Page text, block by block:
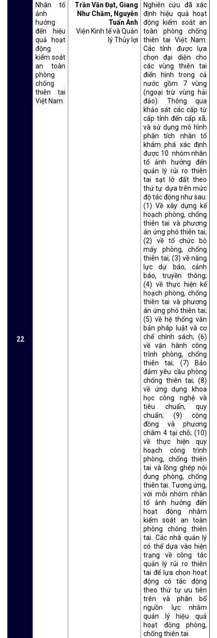
22
Nhân tố
ảnh
hưởng
đến hiệu
quả hoạt
động
kiểm soát
an toàn
phòng
chống
thiên tai
Việt Nam
Trần Văn Đạt, Giang
Như Chăm, Nguyễn
Tuấn Anh
Viện Kinh tế và Quản
lý Thủy lợi
Nghiên cứu đã xác
định hiệu quả hoạt
động kiểm soát an
toàn phòng chống
thiên tai Việt Nam.
Các tỉnh được lựa
chọn đại diện cho
các vùng thiên tai
điển hình trong cả
nước gồm 7 vùng
(ngoại trừ vùng hải
đảo). Thông qua
khảo sát các cấp từ
cấp tỉnh đến cấp xã,
và sử dụng mô hình
phân tích nhân tố
khám phá xác định
được 10 nhóm nhân
tố ảnh hưởng đến
quản lý rủi ro thiên
tai sạt lở đất theo
thứ tự dựa trên mức
độ tác động như sau:
(1) Về xây dựng kế
hoạch phòng, chống
thiên tai và phương
án ứng phó thiên tai;
(2) về tổ chức bộ
máy phòng, chống
thiên tai; (3) về năng
lực dự báo, cảnh
báo, truyền thông;
(4) về thực hiện kế
hoạch phòng, chống
thiên tai và phương
án ứng phó thiên tai;
(5) về hệ thống văn
bản pháp luật và cơ
chế chính sách; (6)
về vận hành công
trình phòng, chống
thiên tai; (7) Bảo
đảm yêu cầu phòng
chống thiên tai; (8)
về ứng dụng khoa
học công nghệ và
tiêu chuẩn, quy
chuẩn; (9) cộng
đồng và phương
châm 4 tại chỗ; (10)
về thực hiện quy
hoạch công trình
phòng, chống thiên
tai và lồng ghép nội
dung phòng, chống
thiên tai. Tương ứng,
với mỗi nhóm nhân
tố ảnh hưởng đến
hoạt động nhằm
kiểm soát an toàn
phòng chóng thiên
tai. Các nhà quản lý
có thể dựa vào hiện
trạng về công tác
quản lý rủi ro thiên
tai để lựa chọn hoạt
động có tác động
theo thứ tự ưu tiên
trên và phân bổ
nguồn lực nhằm
quản lý hiệu quả
hoạt động phòng,
chống thiên tai.